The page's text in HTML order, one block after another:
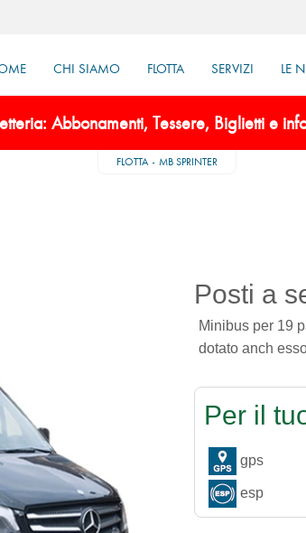
CHI SIAMO FLOTTA SERVIZI LE
Abbonamenti, Tessere, Biglietti e
FLOTTA MB SPRINTER
Posti a
Minibus per 19
dotato anch
Per il
gps
esp